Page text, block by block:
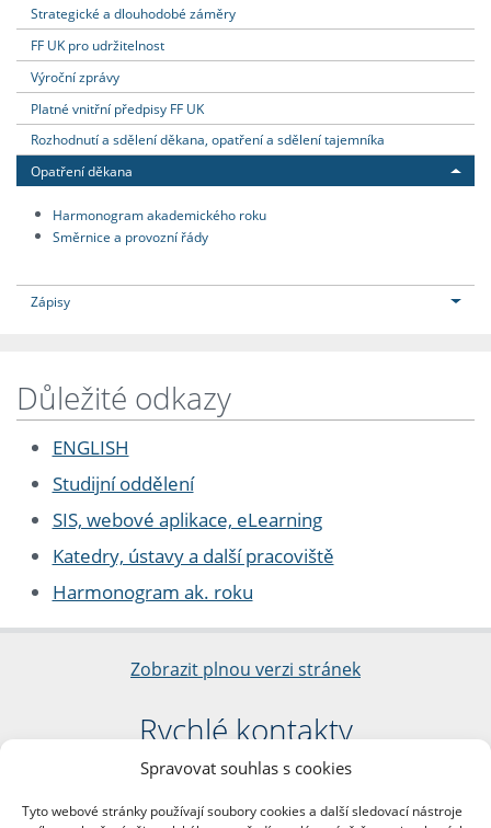
Spravovat souhlas s cookies
Tyto webové stránky používají soubory cookies a další sledovací nástroje
Strategické a dlouhodobé záměry
FF UK pro udržitelnost
Výroční zprávy
Platné vnitřní předpisy FF UK
Rozhodnutí a sdělení děkana, opatření a sdělení tajemníka
Opatření děkana
Harmonogram akademického roku
Směrnice a provozní řády
Zápisy
Důležité odkazy
ENGLISH
Studijní oddělení
SIS, webové aplikace, eLearning
Katedry, ústavy a další pracoviště
Harmonogram ak. roku
Zobrazit plnou verzi stránek
Rychlé kontakty
Filozofická fakulta
nám. Jana Palacha 1/2